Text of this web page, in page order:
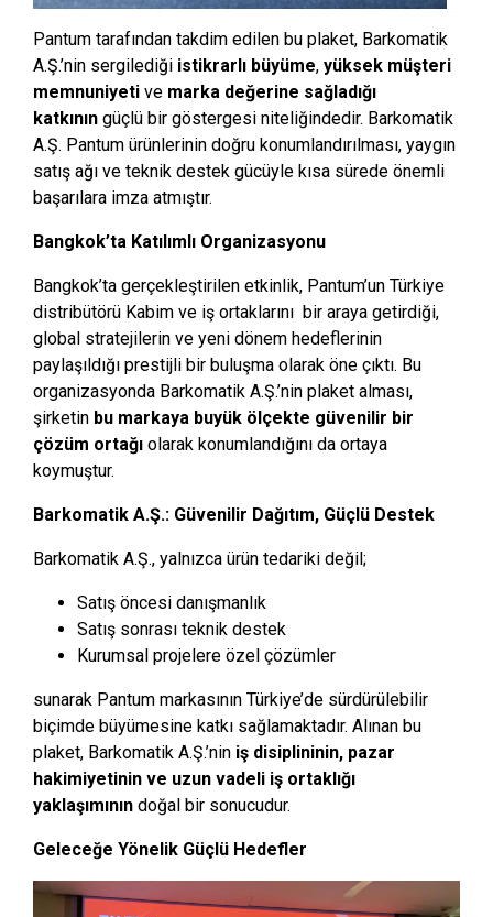
Pantum tarafından takdim edilen bu plaket, Barkomatik
A.Ş.’nin sergilediği istikrarlı büyüme, yüksek müşteri
memnuniyeti ve marka değerine sağladığı
katkının güçlü bir göstergesi niteliğindedir. Barkomatik
A.Ş. Pantum ürünlerinin doğru konumlandırılması, yaygın
satış ağı ve teknik destek gücüyle kısa sürede önemli
başarılara imza atmıştır.
Bangkok’ta Katılımlı Organizasyonu
Bangkok’ta gerçekleştirilen etkinlik, Pantum’un Türkiye
distribütörü Kabim ve iş ortaklarını bir araya getirdiği,
global stratejilerin ve yeni dönem hedeflerinin
paylaşıldığı prestijli bir buluşma olarak öne çıktı. Bu
organizasyonda Barkomatik A.Ş.’nin plaket alması,
şirketin bu markaya buyük ölçekte güvenilir bir
çözüm ortağı olarak konumlandığını da ortaya
koymuştur.
Barkomatik A.Ş.: Güvenilir Dağıtım, Güçlü Destek
Barkomatik A.Ş., yalnızca ürün tedariki değil;
Satış öncesi danışmanlık
Satış sonrası teknik destek
Kurumsal projelere özel çözümler
sunarak Pantum markasının Türkiye’de sürdürülebilir
biçimde büyümesine katkı sağlamaktadır. Alınan bu
plaket, Barkomatik A.Ş.’nin iş disiplininin, pazar
hakimiyetinin ve uzun vadeli iş ortaklığı
yaklaşımının doğal bir sonucudur.
Geleceğe Yönelik Güçlü Hedefler